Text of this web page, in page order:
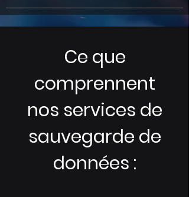
Ce que
comprennent
nos services de
sauvegarde de
données :